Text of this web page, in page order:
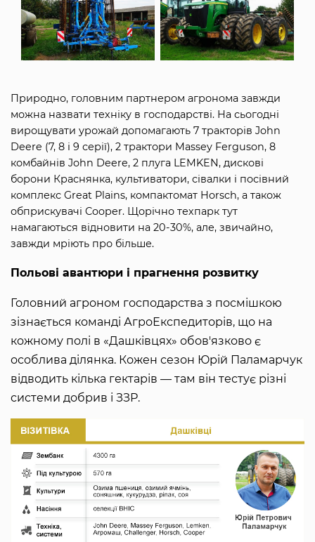
Природно, головним партнером агронома завжди
можна назвати техніку в господарстві. На сьогодні
вирощувати урожай допомагають 7 тракторів John
Deere (7, 8 і 9 серії), 2 трактори Massey Ferguson, 8
комбайнів John Deere, 2 плуга LEMKEN, дискові
борони Краснянка, культиватори, сівалки і посівний
комплекс Great Plains, компактомат Horsch, а також
обприскувачі Cooper. Щорічно техпарк тут
намагаються відновити на 20-30%, але, звичайно,
завжди мріють про більше.
Польові авантюри і прагнення розвитку
Головний агроном господарства з посмішкою
зізнається команді АгроЕкспедиторів, що на
кожному полі в «Дашківцях» обов'язково є
особлива ділянка. Кожен сезон Юрій Паламарчук
відводить кілька гектарів — там він тестує різні
системи добрив і ЗЗР.